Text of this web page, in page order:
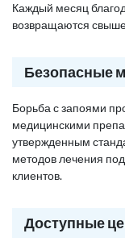
Каждый месяц
возвращаются
Безопасные
Борьба с запоями
медицинскими
утвержденным
методов лечения
клиентов.
Доступные